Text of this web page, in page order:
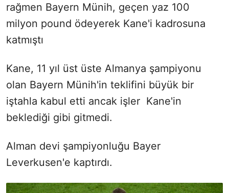
rağmen Bayern Münih, geçen yaz 100
milyon pound ödeyerek Kane'i kadrosuna
katmıştı
Kane, 11 yıl üst üste Almanya şampiyonu
olan Bayern Münih'in teklifini büyük bir
iştahla kabul etti ancak işler Kane'in
beklediği gibi gitmedi.
Alman devi şampiyonluğu Bayer
Leverkusen'e kaptırdı.